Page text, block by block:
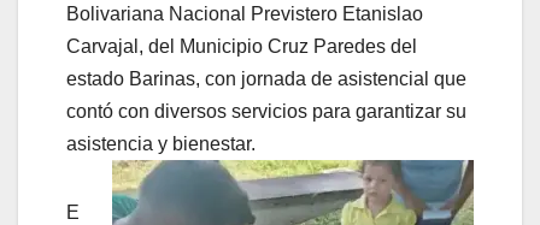
Bolivariana Nacional Previstero Etanislao
Carvajal, del Municipio Cruz Paredes del
estado Barinas, con jornada de asistencial que
contó con diversos servicios para garantizar su
asistencia y bienestar.
E